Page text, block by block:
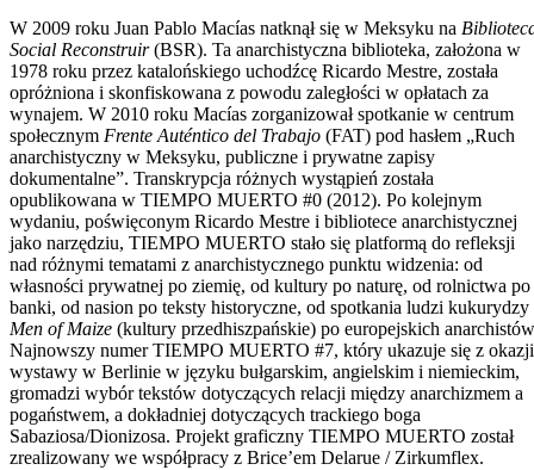
W 2009 roku Juan Pablo Macías natknął się w Meksyku na
Social Reconstruir(BSR). Ta anarchistyczna biblioteka, założona w
1978 roku przez katalońskiego uchodźcę Ricardo Mestre, została
opróżniona i skonfiskowana z powodu zaległości w opłatach za
wynajem. W 2010 roku Macías zorganizował spotkanie w centrum
społecznym Frente Auténtico del Trabajo (FAT) pod hasłem „Ruch
anarchistyczny w Meksyku, publiczne i prywatne zapisy
dokumentalne”. Transkrypcja różnych wystąpień została
opublikowana w TIEMPO MUERTO #0 (2012). Po kolejnym
wydaniu, poświęconym Ricardo Mestre i bibliotece anarchistycznej
jako narzędziu, TIEMPO MUERTO stało się platformą do refleksji
nad różnymi tematami z anarchistycznego punktu widzenia: od
własności prywatnej po ziemię, od kultury po naturę, od rolnictwa po
banki, od nasion po teksty historyczne, od spotkania ludzi kukurydzy
Men of Maize (kultury przedhiszpańskie) po europejskich
Najnowszy numer TIEMPO MUERTO #7, który ukazuje się z okazji
wystawy w Berlinie w języku bułgarskim, angielskim i niemieckim,
gromadzi wybór tekstów dotyczących relacji między anarchizmem a
pogaństwem, a dokładniej dotyczących trackiego boga
Sabaziosa/Dionizosa. Projekt graficzny TIEMPO MUERTO został
zrealizowany we współpracy z Brice’em Delarue / Zirkumflex.